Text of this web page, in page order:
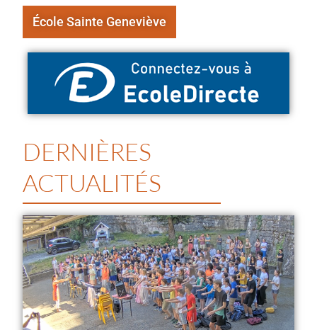
École Sainte Geneviève
DERNIÈRES
ACTUALITÉS